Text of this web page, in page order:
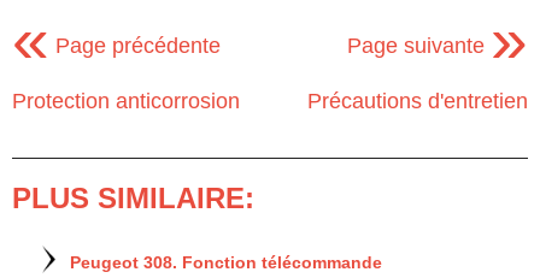
« Page précédente
Protection anticorrosion
Page suivante »
Précautions d'entretien
PLUS SIMILAIRE:
Peugeot 308. Fonction télécommande